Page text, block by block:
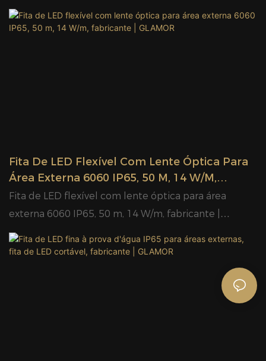
GLAMOUR > fita de LED cortada no comprimento
com 50 m / rolo para 220-240 V > ângulo de feixe
Fita De LED Flexível Com Lente Óptica Para
Área Externa 6060 IP65, 50 M, 14 W/m,
Fabricante | GLAMOR
Fita de LED flexível com lente óptica para área
externa 6060 IP65, 50 m, 14 W/m, fabricante |
GLAMOR > fita de LED cortada no comprimento com
50 m / rolo para 220-240 V > ângulo de feixe grande
de 180 graus mais brilhante do que a fita de LED
comum de comprimento longo e macio > LED SMD
6060 > super brilhante sem qualquer brilho > sem